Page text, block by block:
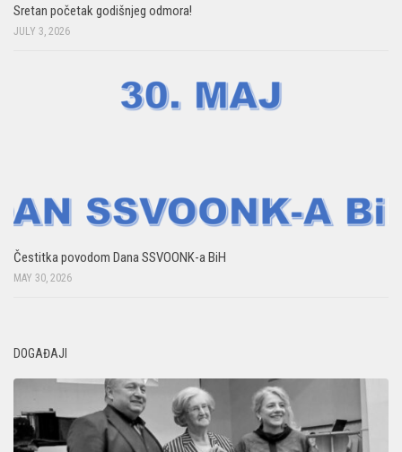
Sretan početak godišnjeg odmora!
JULY 3, 2026
Čestitka povodom Dana SSVOONK-a BiH
MAY 30, 2026
DOGAĐAJI